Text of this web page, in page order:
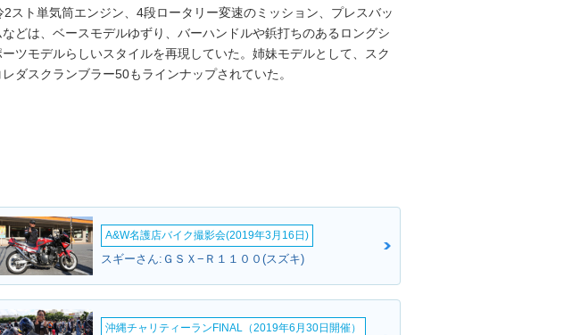
スト単気筒エンジン、4段ロータリー変速のミッション、プレスバッ
どは、ベースモデルゆずり、バーハンドルや鋲打ちのあるロングシ
ツモデルらしいスタイルを再現していた。姉妹モデルとして、スク
ダスクランブラー50もラインナップされていた。
A&W名護店バイク撮影会(2019年3月16日)
スギーさん:ＧＳＸ−Ｒ１１００(スズキ)
沖縄チャリティーランFINAL（2019年6月30日開催）